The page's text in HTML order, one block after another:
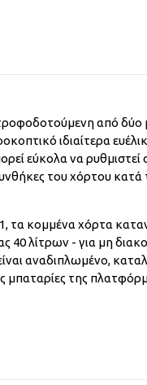
από
ιδιαίτερα
εύκολα να
του χόρτου
τα κομμένα χόρτα
λίτρων - για μη
αναδιπλωμένο,
μπαταρίες της